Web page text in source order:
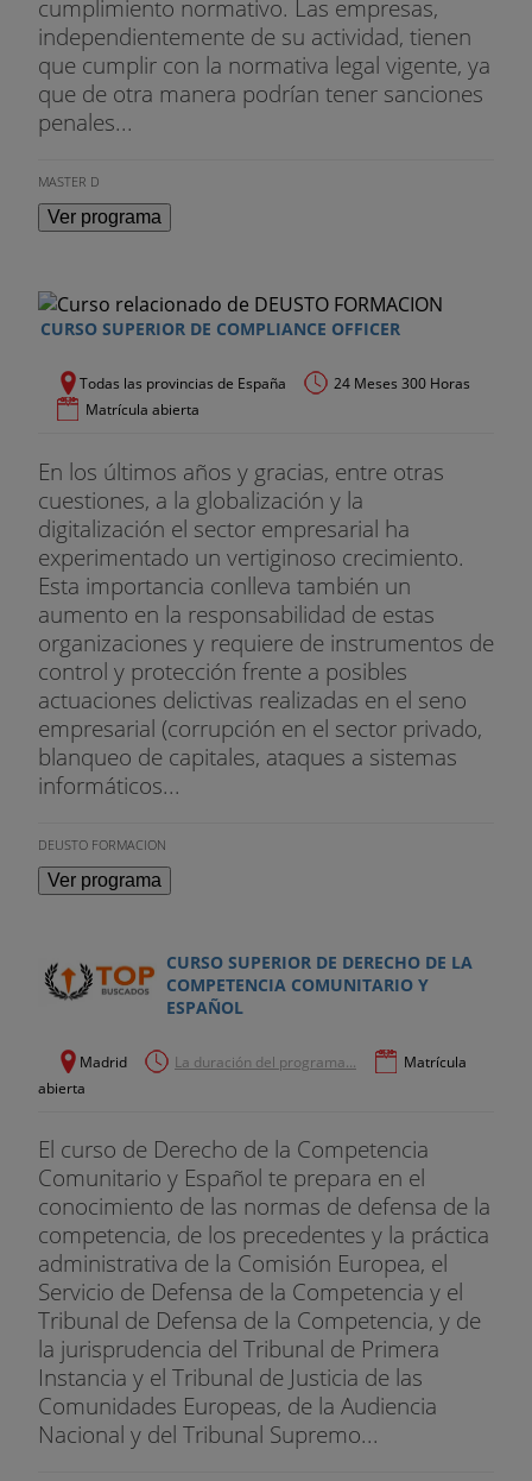
cumplimiento normativo. Las empresas,
independientemente de su actividad, tienen
que cumplir con la normativa legal vigente, ya
que de otra manera podrían tener sanciones
penales...
MASTER D
Ver programa
CURSO SUPERIOR DE COMPLIANCE OFFICER
Todas las provincias de España
24 Meses 300 Horas
Matrícula abierta
En los últimos años y gracias, entre otras
cuestiones, a la globalización y la
digitalización el sector empresarial ha
experimentado un vertiginoso crecimiento.
Esta importancia conlleva también un
aumento en la responsabilidad de estas
organizaciones y requiere de instrumentos de
control y protección frente a posibles
actuaciones delictivas realizadas en el seno
empresarial (corrupción en el sector privado,
blanqueo de capitales, ataques a sistemas
informáticos...
DEUSTO FORMACION
Ver programa
CURSO SUPERIOR DE DERECHO DE LA
COMPETENCIA COMUNITARIO Y
ESPAÑOL
Madrid La duración del programa...
Matrícula
abierta
El curso de Derecho de la Competencia
Comunitario y Español te prepara en el
conocimiento de las normas de defensa de la
competencia, de los precedentes y la práctica
administrativa de la Comisión Europea, el
Servicio de Defensa de la Competencia y el
Tribunal de Defensa de la Competencia, y de
la jurisprudencia del Tribunal de Primera
Instancia y el Tribunal de Justicia de las
Comunidades Europeas, de la Audiencia
Nacional y del Tribunal Supremo...